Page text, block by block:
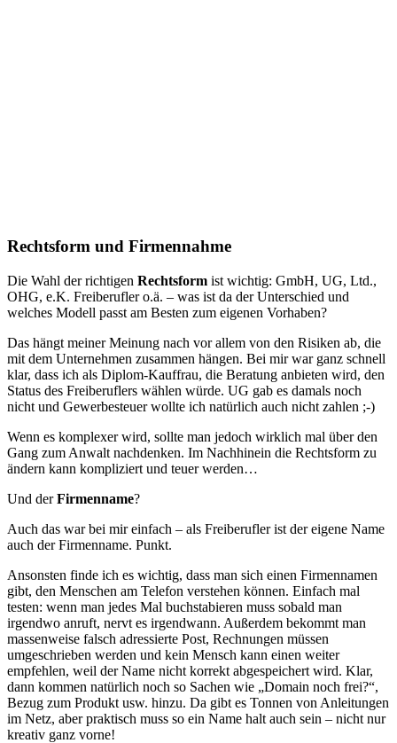
Rechtsform und Firmennahme
Die Wahl der richtigen Rechtsform ist wichtig: GmbH, UG, Ltd.,
OHG, e.K. Freiberufler o.ä. – was ist da der Unterschied und
welches Modell passt am Besten zum eigenen Vorhaben?
Das hängt meiner Meinung nach vor allem von den Risiken ab, die
mit dem Unternehmen zusammen hängen. Bei mir war ganz schnell
klar, dass ich als Diplom-Kauffrau, die Beratung anbieten wird, den
Status des Freiberuflers wählen würde. UG gab es damals noch
nicht und Gewerbesteuer wollte ich natürlich auch nicht zahlen ;-)
Wenn es komplexer wird, sollte man jedoch wirklich mal über den
Gang zum Anwalt nachdenken. Im Nachhinein die Rechtsform zu
ändern kann kompliziert und teuer werden…
Und derFirmenname?
Auch das war bei mir einfach – als Freiberufler ist der eigene Name
auch der Firmenname. Punkt.
Ansonsten finde ich es wichtig, dass man sich einen Firmennamen
gibt, den Menschen am Telefon verstehen können. Einfach mal
testen: wenn man jedes Mal buchstabieren muss sobald man
irgendwo anruft, nervt es irgendwann. Außerdem bekommt man
massenweise falsch adressierte Post, Rechnungen müssen
umgeschrieben werden und kein Mensch kann einen weiter
empfehlen, weil der Name nicht korrekt abgespeichert wird. Klar,
dann kommen natürlich noch so Sachen wie „Domain noch frei?“,
Bezug zum Produkt usw. hinzu. Da gibt es Tonnen von Anleitungen
im Netz, aber praktisch muss so ein Name halt auch sein – nicht nur
kreativ ganz vorne!